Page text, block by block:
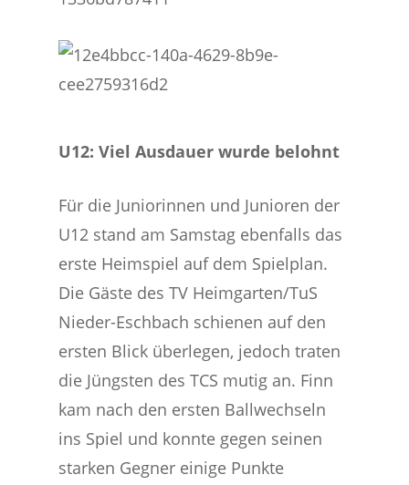
U12: Viel Ausdauer wurde belohnt
Für die Juniorinnen und Junioren der
U12 stand am Samstag ebenfalls das
erste Heimspiel auf dem Spielplan.
Die Gäste des TV Heimgarten/TuS
Nieder-Eschbach schienen auf den
ersten Blick überlegen, jedoch traten
die Jüngsten des TCS mutig an. Finn
kam nach den ersten Ballwechseln
ins Spiel und konnte gegen seinen
starken Gegner einige Punkte